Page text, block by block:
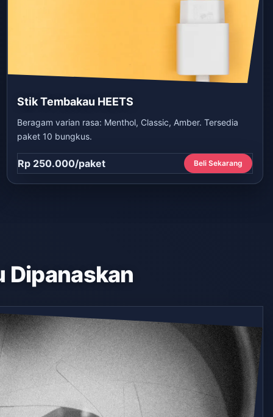
Stik Tembakau HEETS
Beragam varian rasa: Menthol, Classic, Amber. Tersedia
paket 10 bungkus.
Rp 250.000/paket Beli Sekarang
Dipanaskan